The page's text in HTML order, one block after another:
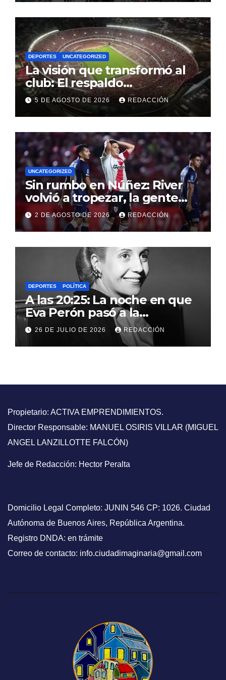
marcha de este mediodía
DEPORTES UNCATEGORIZED
La visión que transformó al
club: El respaldo
contundente a una gestión
directiva que puso a River en
la elite mundial
5 DE AGOSTO DE 2026 REDACCIÓN
UNCATEGORIZED
Sin rumbo en Núñez: River
volvió a tropezar, la gente
perdió la paciencia y las
alarmas se encienden en el
Monumental
2 DE AGOSTO DE 2026 REDACCIÓN
DEPORTES POLÍTICA
A las 20:25: La noche en que
Eva Perón pasó a la
inmortalidad y nació el mito
que conmocionó a la Patria
26 DE JULIO DE 2026 REDACCIÓN
Propietario: ACTIVA EMPRENDIMIENTOS.
Director Responsable: MANUEL OSIRIS VILLAR (MIGUEL
ANGEL LANZILLOTTE FALCÓN)
Jefe de Redacción: Hector Peralta
Domicilio Legal Completo: JUNIN 546 CP: 1026. Ciudad
Autónoma de Buenos Aires, República Argentina.
Registro DNDA: en trámite
Correo de contacto: info.ciudadimaginaria@gmail.com